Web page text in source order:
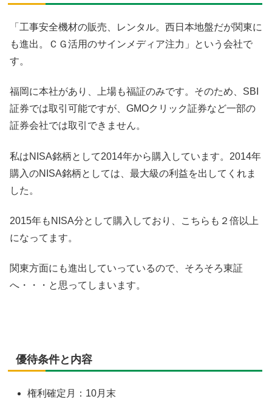
「工事安全機材の販売、レンタル。西日本地盤だが関東に
も進出。ＣＧ活用のサインメディア注力」という会社で
す。
福岡に本社があり、上場も福証のみです。そのため、SBI
証券では取引可能ですが、GMOクリック証券など一部の
証券会社では取引できません。
私はNISA銘柄として2014年から購入しています。2014年
購入のNISA銘柄としては、最大級の利益を出してくれま
した。
2015年もNISA分として購入しており、こちらも２倍以上
になってます。
関東方面にも進出していっているので、そろそろ東証
へ・・・と思ってしまいます。
優待条件と内容
権利確定月：10月末